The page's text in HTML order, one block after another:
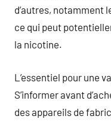
d’autres, notamment
ce qui peut
la nicotine.
L’essentiel pour une
S’informer avant
des appareils de